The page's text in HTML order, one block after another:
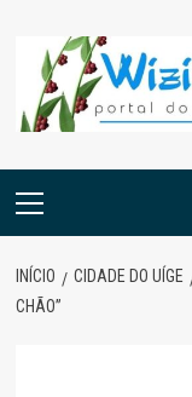
content
Menu
INÍCIO CIDADE DO UÍGE
CHÃO”